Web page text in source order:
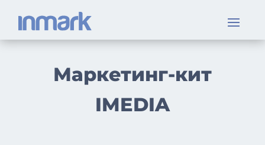
Маркетинг-кит
IMEDIA